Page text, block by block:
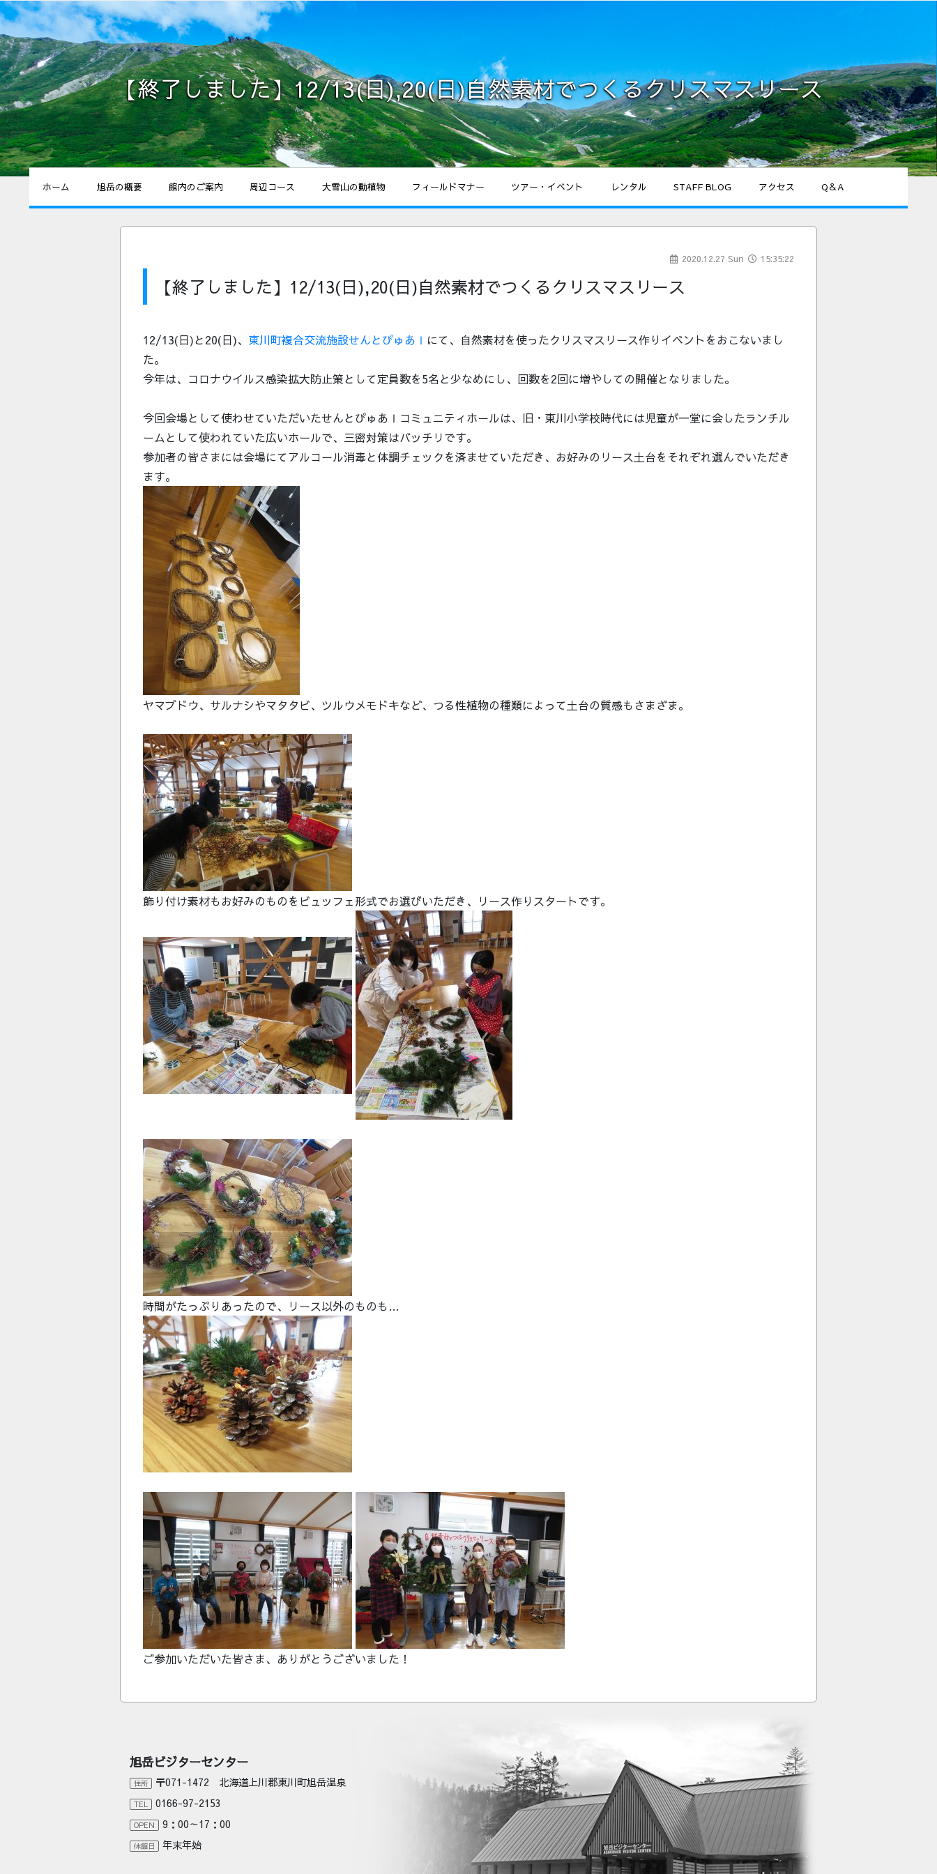
【終了しました】12/13(日),20(日)自然素材でつくるクリスマスリース
ホーム 旭岳の概要 館内のご案内 周辺コース 大雪山の動植物 フィールドマナー ツアー・イベント レンタル STAFF BLOG アクセス Q＆A
2020.12.27 Sun 15:35:22
【終了しました】12/13(日),20(日)自然素材でつくるクリスマスリース
12/13(日)と20(日)、 東川町複合交流施設せんとぴゅあⅠ にて、自然素材を使ったクリスマスリース作りイベントをおこないまし
た。
今年は、コロナウイルス感染拡大防止策として定員数を5名と少なめにし、回数を2回に増やしての開催となりました。
今回会場として使わせていただいたせんとぴゅあⅠコミュニティホールは、旧・東川小学校時代には児童が一堂に会したランチル
ームとして使われていた広いホールで、三密対策はバッチリです。
参加者の皆さまには会場にてアルコール消毒と体調チェックを済ませていただき、お好みのリース土台をそれぞれ選んでいただき
ます。
ヤマブドウ、サルナシやマタタビ、ツルウメモドキなど、つる性植物の種類によって土台の質感もさまざま。
飾り付け素材もお好みのものをビュッフェ形式でお選びいただき、リース作りスタートです。
時間がたっぷりあったので、リース以外のものも…
ご参加いただいた皆さま、ありがとうございました！
旭岳ビジターセンター
住所 〒071-1472 北海道上川郡東川町旭岳温泉
TEL 0166-97-2153
OPEN 9：00～17：00
休館日 年末年始